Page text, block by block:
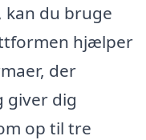
kan du bruge
hjælper
der
giver dig
op til tre